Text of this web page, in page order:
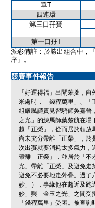
單T
四連環
第三口孖寶
第一口孖T
派彩備註：於勝出組合中，
序」。
競賽事件報告
「好運得福」出閘笨拙，
米處時，「錢程萬里」、「
組嚴厲譴責見習騎師吳嘉晉
之光」的練馬師葉楚航在
越「正榮」，從而居於領
尚未充分帶離「正榮」，於
次出賽就要消耗太多氣力
帶離「正榮」，並居於「不
光」帶離「正榮」及避免走
避免不必要地走外疊。過了
妙」），事緣他在趨近及跑
妙」與「金玉之光」之間受
「錢程萬里」受困。被查